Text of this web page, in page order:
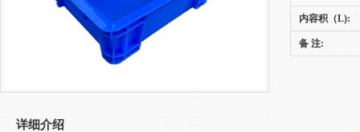
内容积（L):
备 注:
详细介绍